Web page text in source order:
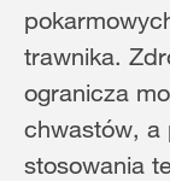
trawnika.
ogranicza
chwastów, a
stosowania